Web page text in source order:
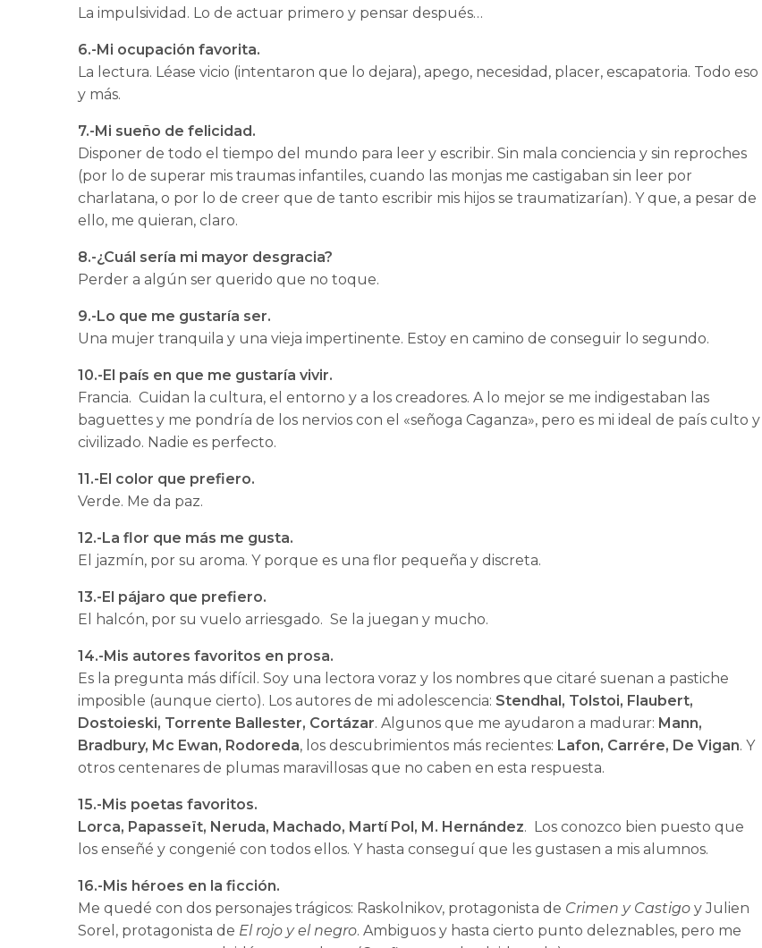
La impulsividad. Lo de actuar primero y pensar después…
6.-Mi ocupación favorita.
La lectura. Léase vicio (intentaron que lo dejara), apego, necesidad, placer, escapatoria. Todo eso
y más.
7.-Mi sueño de felicidad.
Disponer de todo el tiempo del mundo para leer y escribir. Sin mala conciencia y sin reproches
(por lo de superar mis traumas infantiles, cuando las monjas me castigaban sin leer por
charlatana, o por lo de creer que de tanto escribir mis hijos se traumatizarían). Y que, a pesar de
ello, me quieran, claro.
8.-¿Cuál sería mi mayor desgracia?
Perder a algún ser querido que no toque.
9.-Lo que me gustaría ser.
Una mujer tranquila y una vieja impertinente. Estoy en camino de conseguir lo segundo.
10.-El país en que me gustaría vivir.
Francia. Cuidan la cultura, el entorno y a los creadores. A lo mejor se me indigestaban las
baguettes y me pondría de los nervios con el «señoga Caganza», pero es mi ideal de país culto y
civilizado. Nadie es perfecto.
11.-El color que prefiero.
Verde. Me da paz.
12.-La flor que más me gusta.
El jazmín, por su aroma. Y porque es una flor pequeña y discreta.
13.-El pájaro que prefiero.
El halcón, por su vuelo arriesgado. Se la juegan y mucho.
14.-Mis autores favoritos en prosa.
Es la pregunta más difícil. Soy una lectora voraz y los nombres que citaré suenan a pastiche
imposible (aunque cierto). Los autores de mi adolescencia: Stendhal, Tolstoi, Flaubert,
Dostoieski, Torrente Ballester, Cortázar. Algunos que me ayudaron a madurar: Mann,
Bradbury, Mc Ewan, Rodoreda, los descubrimientos más recientes: Lafon, Carrére, De Vigan. Y
otros centenares de plumas maravillosas que no caben en esta respuesta.
15.-Mis poetas favoritos.
Lorca, Papasseït, Neruda, Machado, Martí Pol, M. Hernández. Los conozco bien puesto que
los enseñé y congenié con todos ellos. Y hasta conseguí que les gustasen a mis alumnos.
16.-Mis héroes en la ficción.
Me quedé con dos personajes trágicos: Raskolnikov, protagonista de Crimen y Castigo y Julien
Sorel, protagonista de El rojo y el negro. Ambiguos y hasta cierto punto deleznables, pero me